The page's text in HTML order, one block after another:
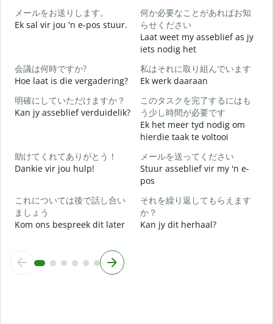
メールをお送りします。
Ek sal vir jou 'n e-pos stuur.
何か必要なことがあればお知
らせください
Laat weet my asseblief as jy
iets nodig het
会議は何時ですか?
Hoe laat is die vergadering?
私はそれに取り組んでいます
Ek werk daaraan
明確にしていただけますか？
Kan jy asseblief verduidelik?
このタスクを完了するにはも
う少し時間が必要です
Ek het meer tyd nodig om
hierdie taak te voltooi
助けてくれてありがとう！
Dankie vir jou hulp!
メールを送ってください
Stuur asseblief vir my 'n e-
pos
これについては後で話し合い
ましょう
Kom ons bespreek dit later
それを繰り返してもらえます
か？
Kan jy dit herhaal?